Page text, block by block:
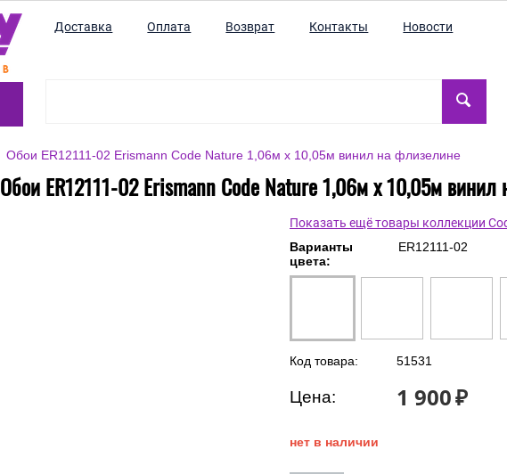
Доставка Оплата Возврат Контакты Новости
Обои ER12111-02 Erismann Code Nature 1,06м х 10,05м винил на флизелине
Обои ER12111-02 Erismann Code Nature 1,06м х 10,05м
Показать ещё товары коллекции
Варианты
цвета:
ER12111-02
Код товара: 51531
Цена: 1 900₽
нет в наличии